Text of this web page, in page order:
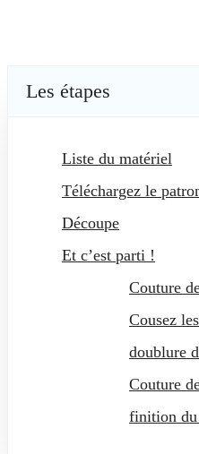
Les étapes
Liste du matériel
Téléchargez le
Découpe
Et c’est parti !
Couture
Cousez
doublure
Couture
finition du